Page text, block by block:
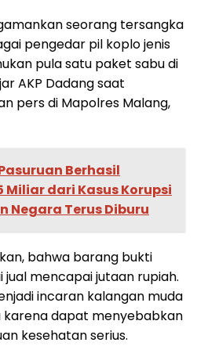
seorang tersangka
pengedar pil koplo jenis
pula satu paket sabu di
AKP Dadang saat
pers di Mapolres Malang,
Berhasil
Miliar dari Kasus Korupsi
Negara Terus Diburu
bahwa barang bukti
jual mencapai jutaan rupiah.
incaran kalangan muda
karena dapat menyebabkan
kesehatan serius.